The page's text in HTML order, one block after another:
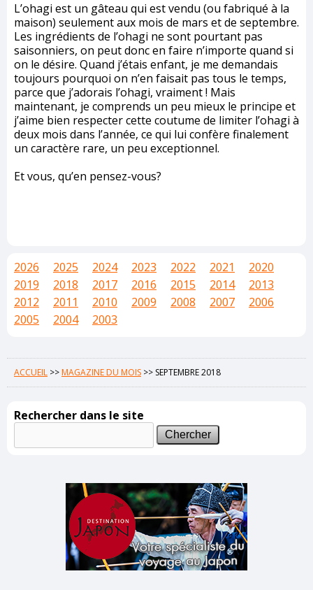
L’ohagi est un gâteau qui est vendu (ou fabriqué à la
maison) seulement aux mois de mars et de septembre.
Les ingrédients de l’ohagi ne sont pourtant pas
saisonniers, on peut donc en faire n’importe quand si
on le désire. Quand j’étais enfant, je me demandais
toujours pourquoi on n’en faisait pas tous le temps,
parce que j’adorais l’ohagi, vraiment ! Mais
maintenant, je comprends un peu mieux le principe et
j’aime bien respecter cette coutume de limiter l’ohagi à
deux mois dans l’année, ce qui lui confère finalement
un caractère rare, un peu exceptionnel.
Et vous, qu’en pensez-vous?
2026 2025 2024 2023 2022 2021
2020
2019
2018 2017 2016 2015 2014
2013
2012
2011 2010 2009 2008 2007
2006
2005
2004 2003
ACCUEIL >>MAGAZINE DU MOIS >> SEPTEMBRE 2018
Rechercher dans le site